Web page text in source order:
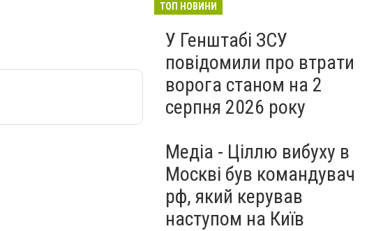
ТОП НОВИНИ
У Генштабі ЗСУ
повідомили про втрати
ворога станом на 2
серпня 2026 року
Медіа - Ціллю вибуху в
Москві був командувач
рф, який керував
наступом на Київ